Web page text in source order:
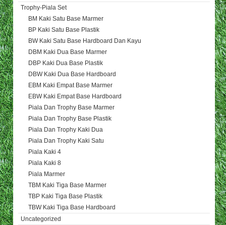
Trophy-Piala Set
BM Kaki Satu Base Marmer
BP Kaki Satu Base Plastik
BW Kaki Satu Base Hardboard Dan Kayu
DBM Kaki Dua Base Marmer
DBP Kaki Dua Base Plastik
DBW Kaki Dua Base Hardboard
EBM Kaki Empat Base Marmer
EBW Kaki Empat Base Hardboard
Piala Dan Trophy Base Marmer
Piala Dan Trophy Base Plastik
Piala Dan Trophy Kaki Dua
Piala Dan Trophy Kaki Satu
Piala Kaki 4
Piala Kaki 8
Piala Marmer
TBM Kaki Tiga Base Marmer
TBP Kaki Tiga Base Plastik
TBW Kaki Tiga Base Hardboard
Uncategorized